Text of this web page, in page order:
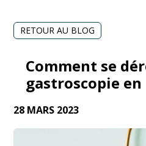
RETOUR AU BLOG
Comment se
gastroscopie en
28 MARS 2023